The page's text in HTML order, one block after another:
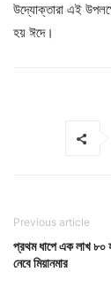
উদ্যোক্তারা এই
হয় ঈদে।
Previous article
প্রথম ধাপে এক লাখ ৮০
নেবে মিয়ানমার